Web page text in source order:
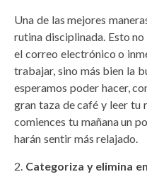
Una de las mejores
rutina disciplinada. Esto
el correo electrónico o
trabajar, sino más bien la
esperamos poder hacer,
gran taza de café y leer tu
comiences tu mañana un
harán sentir más relajado.
Categoriza y elimina